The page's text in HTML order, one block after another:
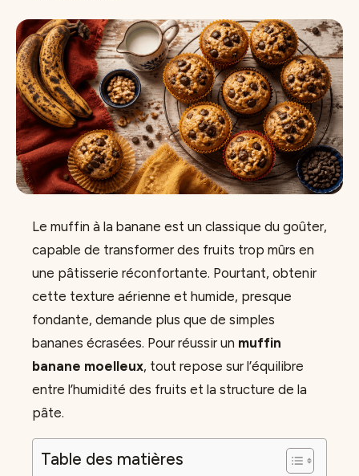
Le muffin à la banane est un classique du goûter,
capable de transformer des fruits trop mûrs en
une pâtisserie réconfortante. Pourtant, obtenir
cette texture aérienne et humide, presque
fondante, demande plus que de simples
bananes écrasées. Pour réussir un muffin
banane moelleux, tout repose sur l’équilibre
entre l’humidité des fruits et la structure de la
pâte.
Table des matières